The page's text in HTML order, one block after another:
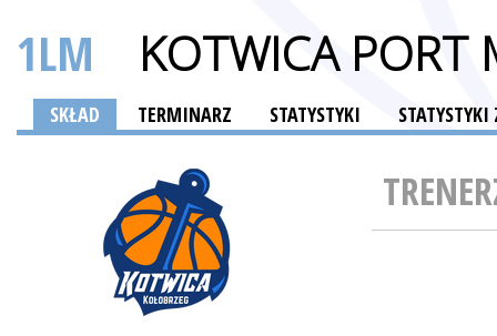
1LM KOTWICA PORT
SKŁAD TERMINARZ STATYSTYKI